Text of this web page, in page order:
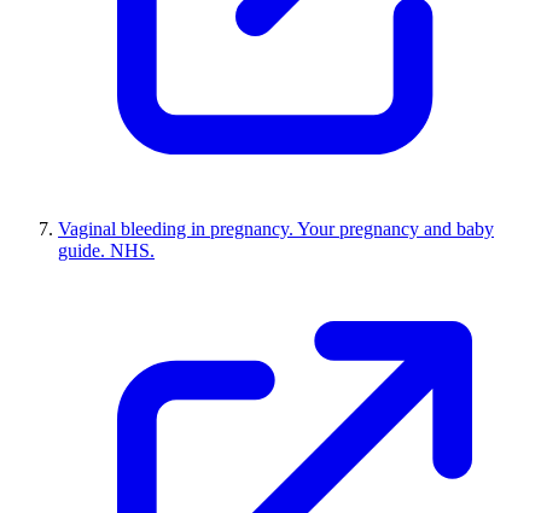
Vaginal bleeding in pregnancy. Your pregnancy and baby
guide. NHS.